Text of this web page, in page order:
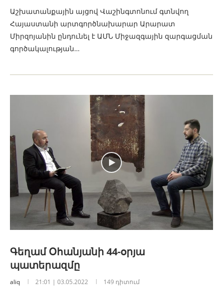
Աշխատանքային այցով Վաշինգտոնում գտնվող
Հայաստանի արտգործնախարար Արարատ
Միրզոյանին ընդունել է ԱՄՆ Միջազգային զարգացման
գործակալության…
Գեղամ Օհանյանի 44-օրյա
պատերազմը
aliq 21:01 | 03.05.2022 149 դիտում